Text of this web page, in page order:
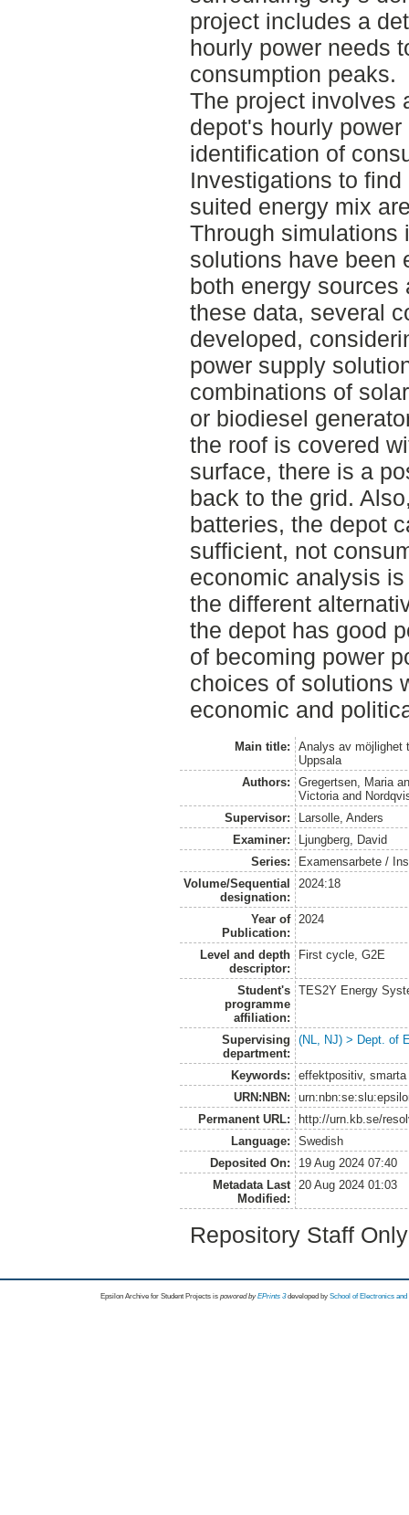
project includes a
hourly power needs
consumption peaks.
The project involves
depot's hourly
identification of
Investigations to
suited energy mix
Through simulations
solutions have been
both energy
these data, several
developed,
power supply
combinations of
or biodiesel
the roof is covered
surface, there is a
back to the grid.
batteries, the depot
sufficient, not
economic analysis
the different
the depot has good
of becoming power
choices of solutions
economic and
Main title:
Analys av möjlighet
Uppsala
Authors:
Gregertsen, Maria
Victoria and
Supervisor:
Larsolle, Anders
Examiner:
Ljungberg, David
Series:
Examensarbete /
Volume/Sequential
designation:
2024:18
Year of
Publication:
2024
Level and depth
descriptor:
First cycle, G2E
Student's
programme
affiliation:
TES2Y Energy
Supervising
department:
(NL, NJ) > Dept. of
Keywords:
effektpositiv, smarta
URN:NBN:
Permanent URL:
http://urn.kb.se/
Language:
Swedish
Deposited On:
19 Aug 2024 07:40
Metadata Last
Modified:
20 Aug 2024 01:03
Repository Staff
Epsilon Archive for Student Projects is powored byEPrints 3 developed by School of Electronics